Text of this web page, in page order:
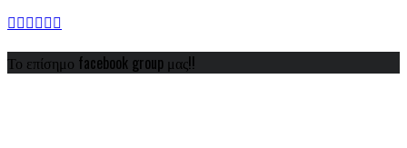
Το επίσημο facebook group μας!!